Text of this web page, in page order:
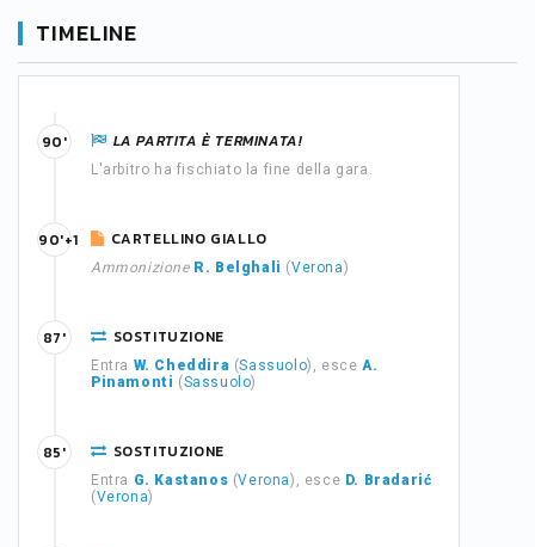
TIMELINE
LA PARTITA È TERMINATA!
L'arbitro ha fischiato la fine della gara.
90'
CARTELLINO GIALLO
Ammonizione R. Belghali (Verona)
90'+1
SOSTITUZIONE
Entra W. Cheddira (Sassuolo), esceA.
Pinamonti (Sassuolo)
87'
SOSTITUZIONE
Entra G. Kastanos (Verona), esce D. Bradarić
(Verona)
85'